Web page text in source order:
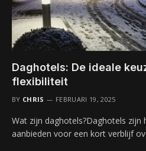
Daghotels: De ideale
flexibiliteit
BY CHRIS FEBRUARI 19, 2025
Wat zijn daghotels?Daghotels zijn
aanbieden voor een kort verblijf